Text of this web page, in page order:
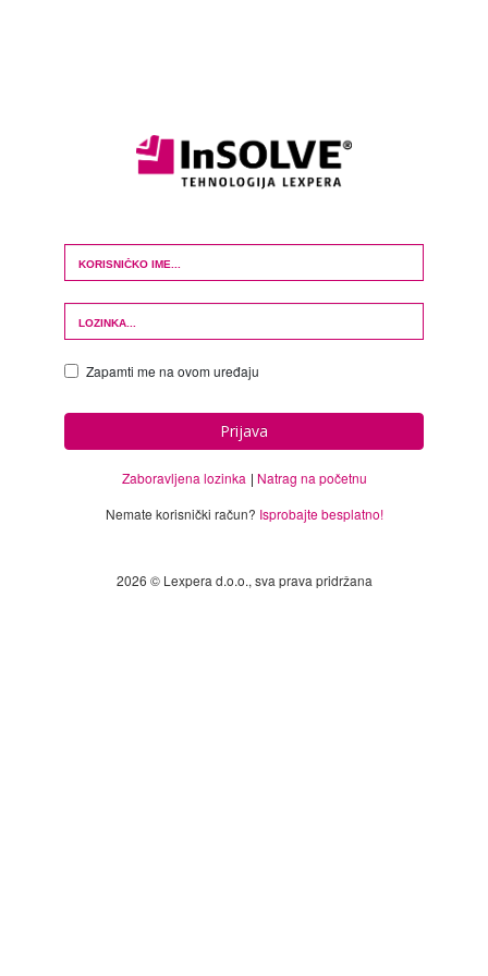
Login Form
Zapamti me na ovom uređaju
Prijava
Zaboravljena lozinka
Natrag na početnu
Nemate korisnički račun? Isprobajte besplatno!
2026 © Lexpera d.o.o., sva prava pridržana